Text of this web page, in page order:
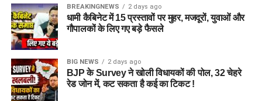
की जांच में जुटी
हल्द्वानी की रेणु धरियाल ने रचा इतिहास, 8 फीट 10 इंच लंबे बालों
से बनाया गिनीज वर्ल्ड रिकॉर्ड
उत्तराखंड में 10 हजार युवाओं के लिए नौकरी का मौका, जानिए कब
और कहां लगेंगे रोजगार मेले ?
उत्तराखंड में बारिश का कहर जारी, 11 अगस्त तक कई जिलों में
BREAKINGNEWS 2 days ago
धामी कैबिनेट में 15 प्रस्तावों पर मुहर, मजदूरों, युवाओं और
गौपालकों के लिए गए बड़े फैसले
BIG NEWS 2 days ago
BJP के Survey ने खोली विधायकों की पोल, 32 चेहरे
रेड जोन में, कट सकता है कई का टिकट !